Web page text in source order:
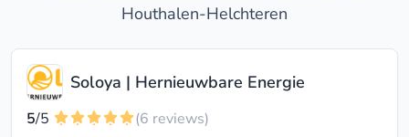
Houthalen-Helchteren
Soloya | Hernieuwbare Energie
5/5
(6 reviews)